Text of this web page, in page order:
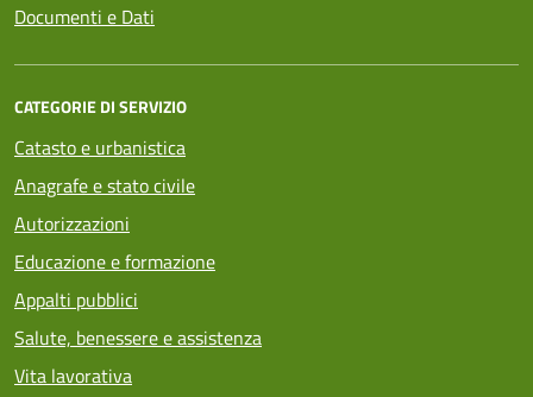
Documenti e Dati
CATEGORIE DI SERVIZIO
Catasto e urbanistica
Anagrafe e stato civile
Autorizzazioni
Educazione e formazione
Appalti pubblici
Salute, benessere e assistenza
Vita lavorativa